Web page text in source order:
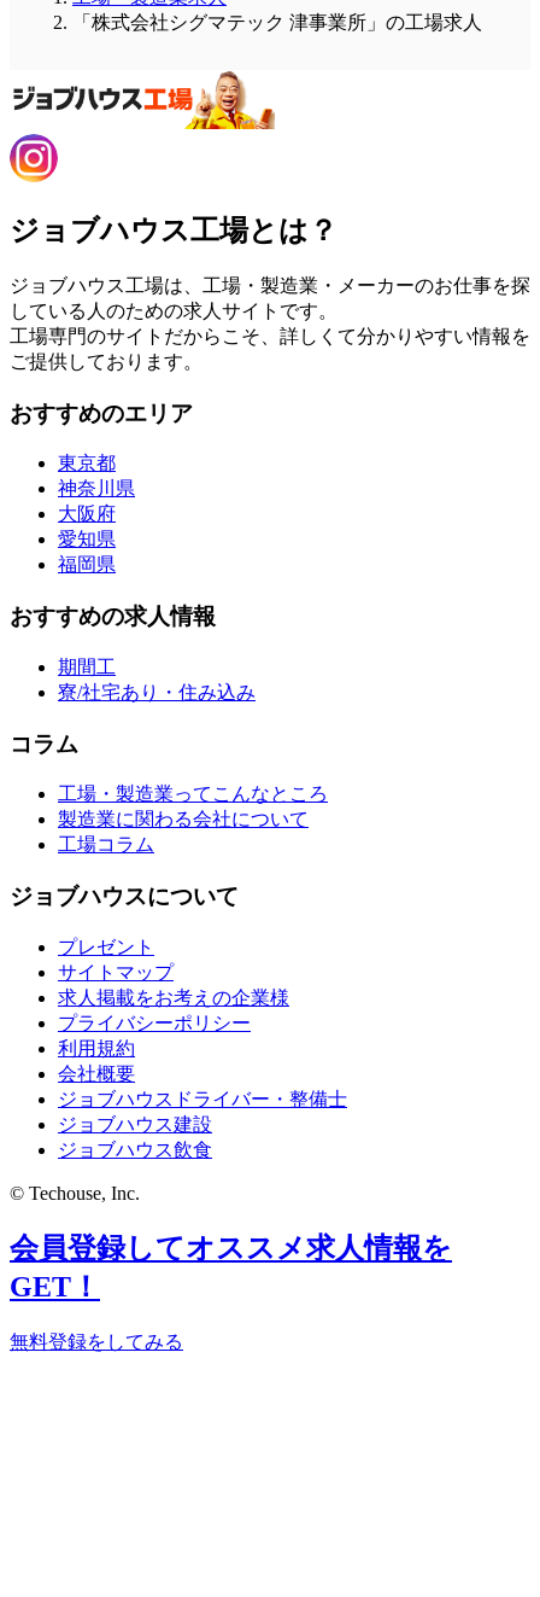
「株式会社シグマテック 津事業所」の工場求人
ジョブハウス工場とは？
ジョブハウス工場は、工場・製造業・メーカーのお仕事を探
している人のための求人サイトです。
工場専門のサイトだからこそ、詳しくて分かりやすい情報を
ご提供しております。
おすすめのエリア
東京都
神奈川県
大阪府
愛知県
福岡県
おすすめの求人情報
期間工
寮/社宅あり・住み込み
コラム
工場・製造業ってこんなところ
製造業に関わる会社について
工場コラム
ジョブハウスについて
プレゼント
サイトマップ
求人掲載をお考えの企業様
プライバシーポリシー
利用規約
会社概要
ジョブハウスドライバー・整備士
ジョブハウス建設
ジョブハウス飲食
© Techouse, Inc.
会員登録してオススメ求人情報を
GET！
無料登録をしてみる